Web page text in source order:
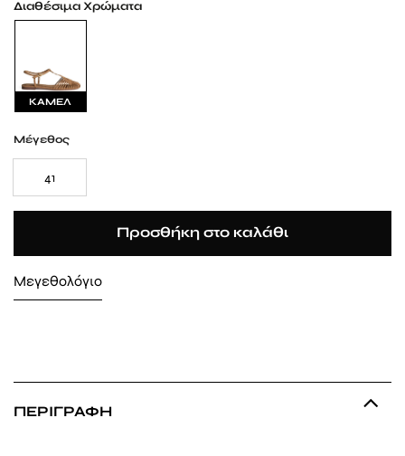
Διαθέσιμα Χρώματα
ΚΑΜΕΛ
Μέγεθος
41
Προσθήκη στο καλάθι
Μεγεθολόγιο
ΠΕΡΙΓΡΑΦΉ